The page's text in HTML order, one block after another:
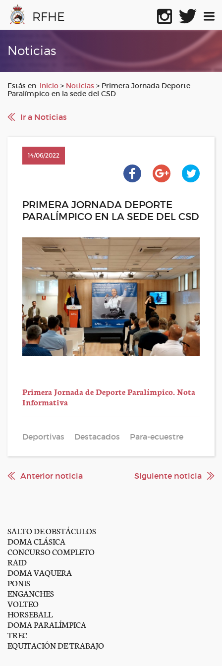
RFHE
Noticias
Estás en: Inicio > Noticias > Primera Jornada Deporte
Paralímpico en la sede del CSD
Ir a Noticias
14/06/2022
PRIMERA JORNADA DEPORTE
PARALÍMPICO EN LA SEDE DEL CSD
Primera Jornada de Deporte Paralímpico. Nota
Informativa
Deportivas Destacados Para-ecuestre
Anterior noticia Siguiente noticia
SALTO DE OBSTÁCULOS
DOMA CLÁSICA
CONCURSO COMPLETO
RAID
DOMA VAQUERA
PONIS
ENGANCHES
VOLTEO
HORSEBALL
DOMA PARALÍMPICA
TREC
EQUITACIÓN DE TRABAJO